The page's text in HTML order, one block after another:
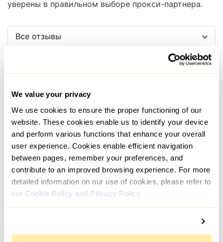
We value your privacy
We use cookies to ensure the proper functioning of our
website. These cookies enable us to identify your device
and perform various functions that enhance your overall
user experience. Cookies enable efficient navigation
between pages, remember your preferences, and
contribute to an improved browsing experience. For more
detailed information on our use of cookies, please refer to
our Cookie Policy and Privacy Policy.
уверены в правильном выборе прокси-партнера.
Все отзывы
Сергей Нечаев
Otzyvmarketing
Прокси от Proxy-Sale
без прокси вообще никуда не
деться. Работает довольно